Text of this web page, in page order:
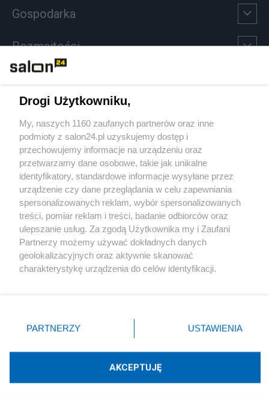
Gospodarka
Rozmaitości
Sport
Społeczeństwo
Kultura
X Facebook Instagram Youtube
Technologię dostarcza:W3media.pl
Drogi Użytkowniku,
My, naszych 1160 zaufanych partnerów oraz inne
podmioty z salon24.pl uzyskujemy dostęp i
przechowujemy informacje na urządzeniu oraz
przetwarzamy dane osobowe, takie jak unikalne
identyfikatory, standardowe informacje wysyłane przez
urządzenie czy dane przeglądania w celu zapewniania
spersonalizowanych reklam, wybór spersonalizowanych
treści, pomiar reklam i treści, badanie odbiorców oraz
ulepszanie usług. Za zgodą Użytkownika my i Zaufani
Partnerzy możemy używać dokładnych danych
geolokalizacyjnych oraz aktywnie skanować
charakterystykę urządzenia do celów identyfikacji.
zmienić/wycofać klikając przycisk ustawień prywatności
znajdujący się w lewym dolnym rogu strony
rodzaje przetwarzania danych nie wymagają zgody
użytkownika, ale masz prawo sprzeciwić się takiemu
przetwarzaniu. Preferencje będą miały zastosowania tylko
PARTNERZY USTAWIENIA
AKCEPTUJĘ